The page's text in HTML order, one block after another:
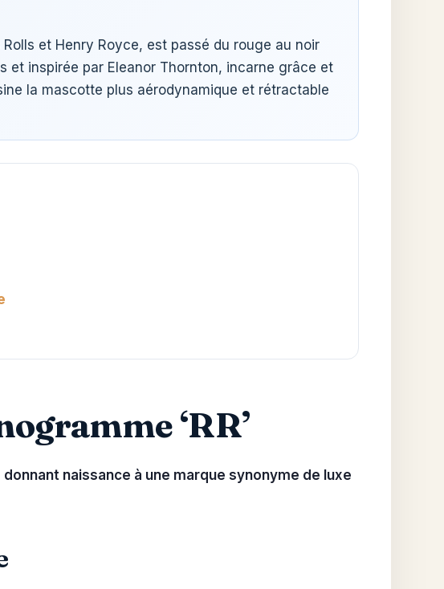
et Henry Royce, est passé du rouge au noir
et inspirée par Eleanor Thornton, incarne grâce et
la mascotte plus aérodynamique et rétractable
‘RR’
donnant naissance à une marque synonyme de luxe